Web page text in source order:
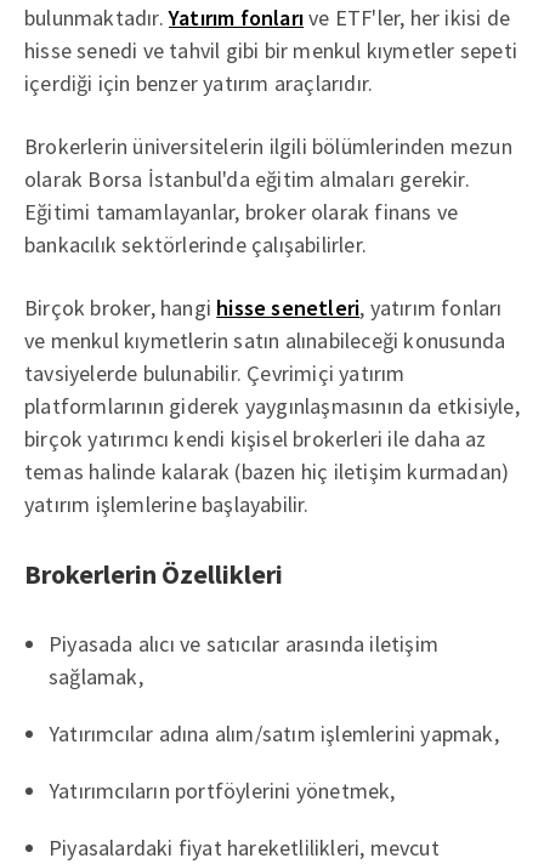
bulunmaktadır.Yatırım fonlarıve ETF'ler, her ikisi de
hisse senedi ve tahvil gibi bir menkul kıymetler sepeti
içerdiği için benzer yatırım araçlarıdır.
Brokerlerin üniversitelerin ilgili bölümlerinden mezun
olarak Borsa İstanbul'da eğitim almaları gerekir.
Eğitimi tamamlayanlar, broker olarak finans ve
bankacılık sektörlerinde çalışabilirler.
Birçok broker, hangi hisse senetleri, yatırım fonları
ve menkul kıymetlerin satın alınabileceği konusunda
tavsiyelerde bulunabilir. Çevrimiçi yatırım
platformlarının giderek yaygınlaşmasının da etkisiyle,
birçok yatırımcı kendi kişisel brokerleri ile daha az
temas halinde kalarak (bazen hiç iletişim kurmadan)
yatırım işlemlerine başlayabilir.
Brokerlerin Özellikleri
Piyasada alıcı ve satıcılar arasında iletişim
sağlamak,
Yatırımcılar adına alım/satım işlemlerini yapmak,
Yatırımcıların portföylerini yönetmek,
Piyasalardaki fiyat hareketlilikleri, mevcut